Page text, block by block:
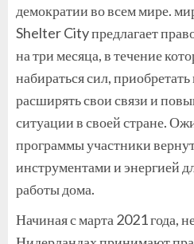
демократии во всем мире.
Shelter City предлагает
на три месяца, в течение
набираться сил,
расширять свои связи и
ситуации в своей стране.
программы участники
инструментами и энергией
работы дома.
Начиная с марта 2021 года,